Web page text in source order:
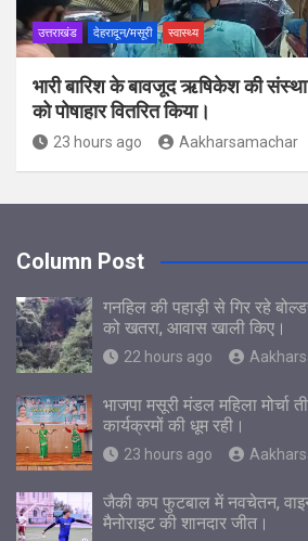
उत्तराखंड देहरादून/मसूरी स्वास्थ्य
भारी बारिश के बावजूद ऋषिकेश की संस्था
को पोषाहार वितरित किया।
23 hours ago Aakharsamachar
Column Post
गनहिल की पहाड़ी से गिर रहे
को खतरा, आवास खाली किए।
22 hours ago
भाजपा मसूरी मंडल महिला
कार्यक्रमों की धूम रही।
23 hours ago
जैकी कप फुटबाल में नवचेतन,
मैनोराइट की शानदार जीत।